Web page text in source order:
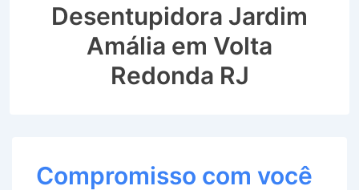
Desentupidora Jardim
Amália em Volta
Redonda RJ
Compromisso com você